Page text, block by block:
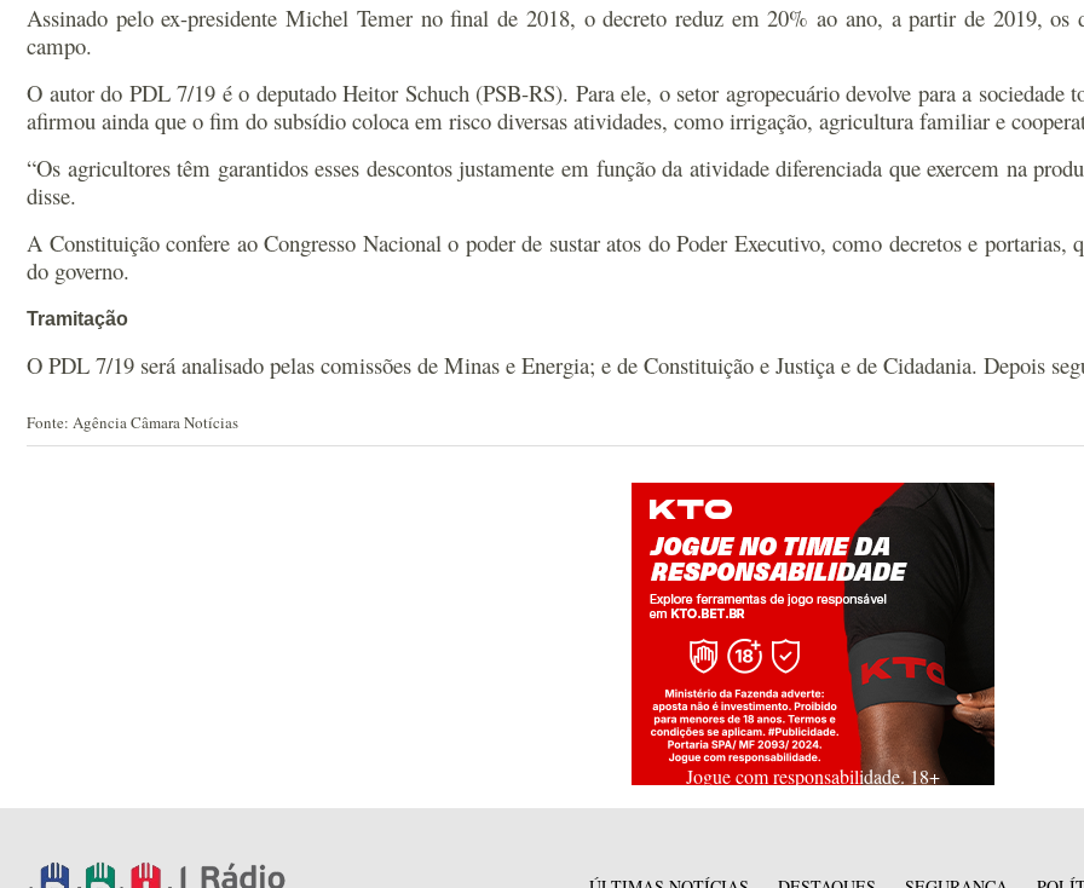
Assinado pelo ex-presidente Michel Temer no final de 2018, o decreto reduz em 20% ao ano, a partir de 2019, os
campo.
O autor do PDL 7/19 é o deputado Heitor Schuch (PSB-RS). Para ele, o setor agropecuário devolve para a sociedade
afirmou ainda que o fim do subsídio coloca em risco diversas atividades, como irrigação, agricultura familiar e
“Os agricultores têm garantidos esses descontos justamente em função da atividade diferenciada que exercem na
disse.
A Constituição confere ao Congresso Nacional o poder de sustar atos do Poder Executivo, como decretos e portarias,
do governo.
Tramitação
O PDL 7/19 será analisado pelas comissões de Minas e Energia; e de Constituição e Justiça e de Cidadania. Depois
Fonte: Agência Câmara Notícias
Jogue com responsabilidade. 18+